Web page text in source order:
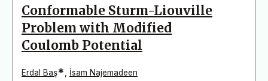
Conformable Sturm-Liouville
Problem with Modified
Coulomb Potential
Erdal Baş* İsam Najemadeen